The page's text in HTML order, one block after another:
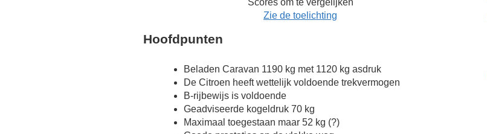
Scores om te vergelijken
Zie de toelichting
Hoofdpunten
Beladen Caravan 1190 kg met 1120 kg asdruk
De Citroen heeft wettelijk voldoende trekvermogen
B-rijbewijs is voldoende
Geadviseerde kogeldruk 70 kg
Maximaal toegestaan maar 52 kg (?)